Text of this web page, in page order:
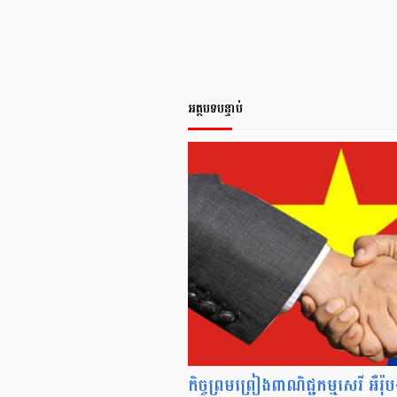
អត្ថបទបន្ទាប់
កិច្ចព្រមព្រៀងពាណិជ្ជកម្មសេរី